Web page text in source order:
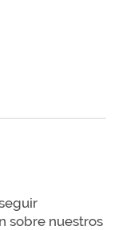
sobre nuestros